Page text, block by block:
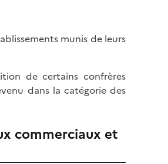
munis de leurs
de certains confrères
dans la catégorie des
commerciaux et